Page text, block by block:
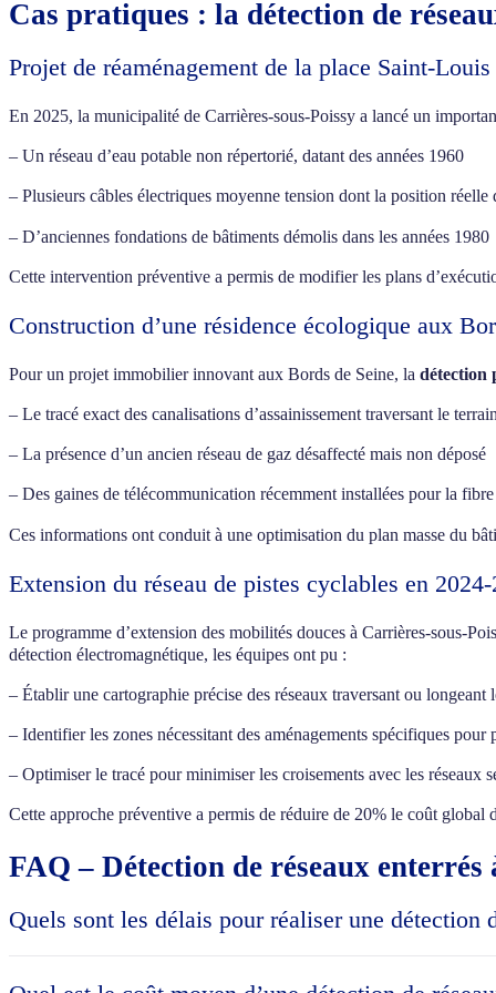
Cas pratiques : la détection de
Projet de réaménagement de la place Saint-
En 2025, la municipalité de Carrières-sous-Poissy a lancé un
– Un réseau d’eau potable non répertorié, datant des années 1960
– Plusieurs câbles électriques moyenne tension dont la position
– D’anciennes fondations de bâtiments démolis dans les années 1980
Cette intervention préventive a permis de modifier les plans
Construction d’une résidence écologique aux
Pour un projet immobilier innovant aux Bords de Seine, la détection
– Le tracé exact des canalisations d’assainissement traversant le
– La présence d’un ancien réseau de gaz désaffecté mais non déposé
– Des gaines de télécommunication récemment installées pour la
Ces informations ont conduit à une optimisation du plan masse du
Extension du réseau de pistes cyclables en
Le programme d’extension des mobilités douces à Carrières-sous-
détection électromagnétique, les équipes ont pu :
– Établir une cartographie précise des réseaux traversant ou longeant
– Identifier les zones nécessitant des aménagements spécifiques pour
– Optimiser le tracé pour minimiser les croisements avec les réseaux
Cette approche préventive a permis de réduire de 20% le coût global
FAQ – Détection de réseaux
Quels sont les délais pour réaliser une détection